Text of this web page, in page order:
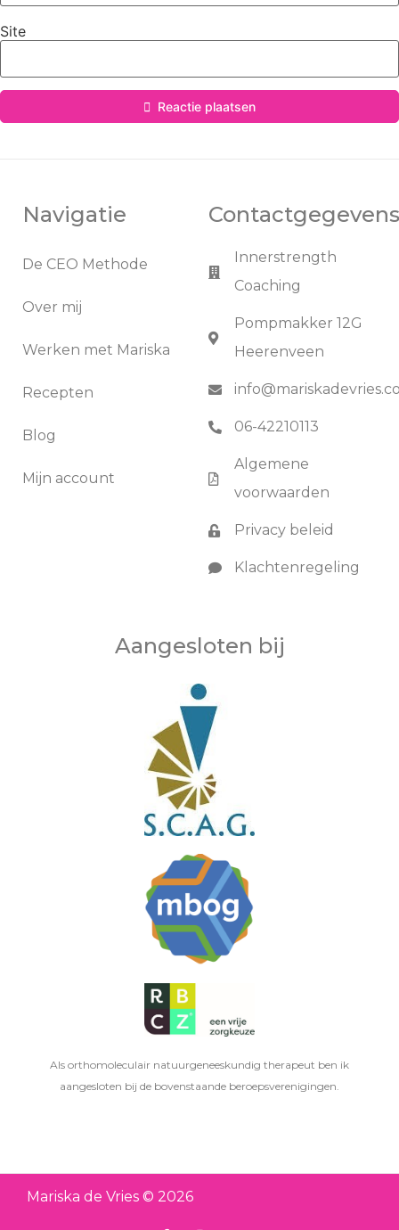
Site
Reactie plaatsen
Navigatie
De CEO Methode
Over mij
Werken met Mariska
Recepten
Blog
Mijn account
Contactgegevens
Innerstrength
Coaching
Pompmakker 12G
Heerenveen
06-42210113
Algemene
voorwaarden
Privacy beleid
Klachtenregeling
Aangesloten bij
Als orthomoleculair natuurgeneeskundig therapeut ben ik
aangesloten bij de bovenstaande beroepsverenigingen.
Mariska de Vries © 2026